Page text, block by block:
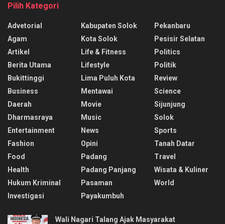
Pilih Kategori
Advetorial
Agam
Artikel
Berita Utama
Bukittinggi
Business
Daerah
Dharmasraya
Entertainment
Fashion
Food
Health
Hukum Kriminal
Investigasi
Kabupaten Solok
Kota Solok
Life & Fitness
Lifestyle
Lima Puluh Kota
Mentawai
Movie
Music
News
Opini
Padang
Padang Panjang
Pasaman
Payakumbuh
Pekanbaru
Pesisir Selatan
Politics
Politik
Review
Science
Sijunjung
Solok
Sports
Tanah Datar
Travel
Wisata & Kuliner
World
Wali Nagari Talang Ajak Masyarakat